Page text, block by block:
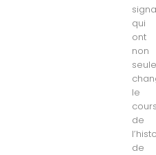
qui
ont
non
le
de
de